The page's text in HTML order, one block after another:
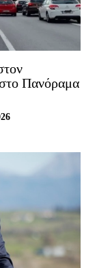
Πανόραμα